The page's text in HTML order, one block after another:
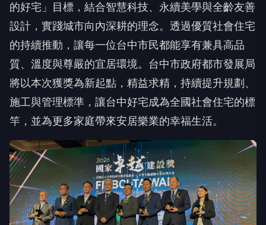
的持續推動，讓每一位台中市民都能享有兼具高品
質、溫度與尊嚴的宜居環境。台中市政府都市發展局
將以本次獲獎為新起點，精益求精，持續提升規劃、
施工與管理標準，讓台中好宅成為全國社會住宅的標
竿，並為更多家庭帶來安居樂業的幸福生活。